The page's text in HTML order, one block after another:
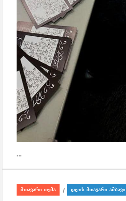
...
მთავარი თემა / დღის მთავარი ამბავი